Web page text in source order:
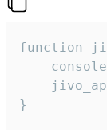
function
}